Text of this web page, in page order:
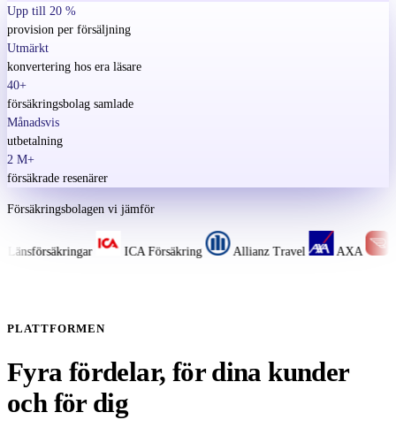
Upp till 20 %
provision per försäljning
Utmärkt
konvertering hos era läsare
40+
försäkringsbolag samlade
Månadsvis
utbetalning
2 M+
försäkrade resenärer
Försäkringsbolagen vi jämför
ICA Försäkring Allianz Travel AXA
PLATTFORMEN
Fyra fördelar, för dina kunder
och för dig